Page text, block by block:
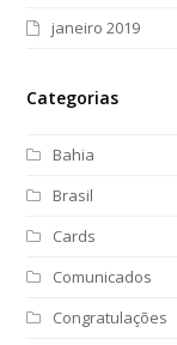
janeiro 2019
Categorias
Bahia
Brasil
Cards
Comunicados
Congratulações